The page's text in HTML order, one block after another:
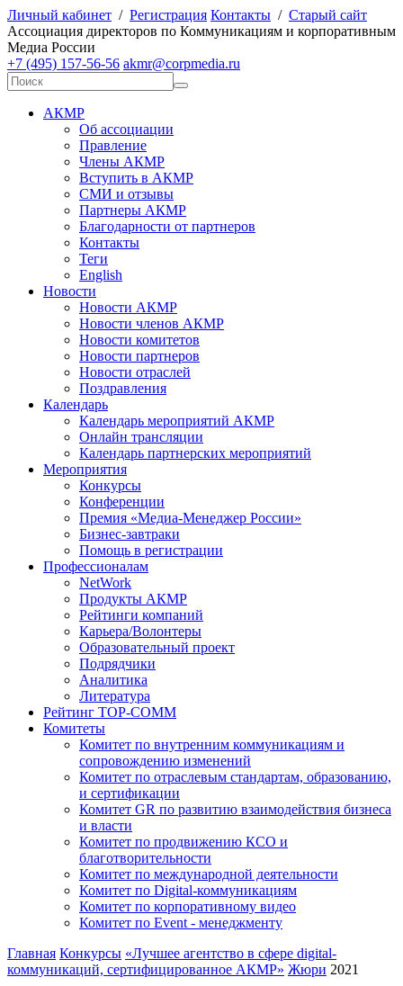
Личный кабинет / Регистрация Контакты / Старый сайт
Ассоциация директоров по Коммуникациям и корпоративным
Медиа России
+7 (495) 157-56-56 akmr@corpmedia.ru
АКМР
Об ассоциации
Правление
Члены АКМР
Вступить в АКМР
СМИ и отзывы
Партнеры АКМР
Благодарности от партнеров
Контакты
Теги
English
Новости
Новости АКМР
Новости членов АКМР
Новости комитетов
Новости партнеров
Новости отраслей
Поздравления
Календарь
Календарь мероприятий АКМР
Онлайн трансляции
Календарь партнерских мероприятий
Мероприятия
Конкурсы
Конференции
Премия «Медиа-Менеджер России»
Бизнес-завтраки
Помощь в регистрации
Профессионалам
NetWork
Продукты АКМР
Рейтинги компаний
Карьера/Волонтеры
Образовательный проект
Подрядчики
Аналитика
Литература
Рейтинг TOP-COMM
Комитеты
Комитет по внутренним коммуникациям и
сопровождению изменений
Комитет по отраслевым стандартам, образованию,
и сертификации
Комитет GR по развитию взаимодействия бизнеса
и власти
Комитет по продвижению КСО и
благотворительности
Комитет по международной деятельности
Комитет по Digital-коммуникациям
Комитет по корпоративному видео
Комитет по Event - менеджменту
Главная Конкурсы «Лучшее агентство в сфере digital-
коммуникаций, сертифицированное АКМР» Жюри 2021